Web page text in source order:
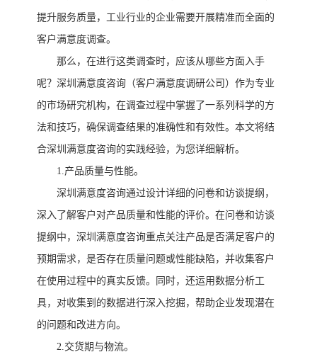
提升服务质量，工业行业的企业需要开展精准而全面的
客户满意度调查。
那么，在进行这类调查时，应该从哪些方面入手
呢？ 深圳满意度咨询（客户满意度调研公司 ） 作为专业
的市场研究机构，在调查过程中掌握了一系列科学的方
法和技巧，确保调查结果的准确性和有效性。本文将结
合深圳满意度咨询的实践经验，为您详细解析。
1.产品质量与性能。
深圳满意度咨询通过设计详细的问卷和访谈提纲，
深入了解客户对产品质量和性能的评价。在问卷和访谈
提纲中， 深圳满意度咨询重点关注产品是否满足客户的
预期需求，是否存在质量问题或性能缺陷，并收集客户
在使用过程中的真实反馈。同时，还运用数据分析工
具，对收集到的数据进行深入挖掘，帮助企业发现潜在
的问题和改进方向。
2.交货期与物流。